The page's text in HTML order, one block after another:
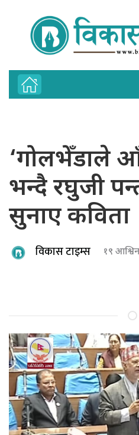
‘गोलभेँडाले
भन्दै रघुजी
सुनाए कविता
विकास टाइम्स १९